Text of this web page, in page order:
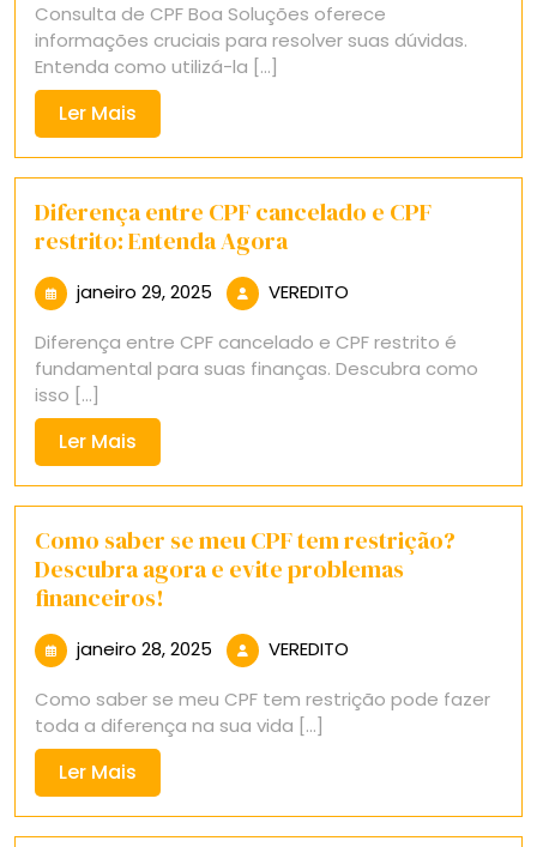
2025
Consulta de CPF Boa Soluções oferece
informações cruciais para resolver suas dúvidas.
Entenda como utilizá-la [...]
Ler Mais
Mais
Diferença entre CPF cancelado e CPF
restrito: Entenda Agora
janeiro 29, 2025 janeiro
2025
VEREDITO
Diferença entre CPF cancelado e CPF restrito é
fundamental para suas finanças. Descubra como
isso [...]
Ler Mais
Mais
Como saber se meu CPF tem restrição?
Descubra agora e evite problemas
financeiros!
janeiro 28, 2025 janeiro
2025
VEREDITO
Como saber se meu CPF tem restrição pode fazer
toda a diferença na sua vida [...]
Ler Mais
Mais